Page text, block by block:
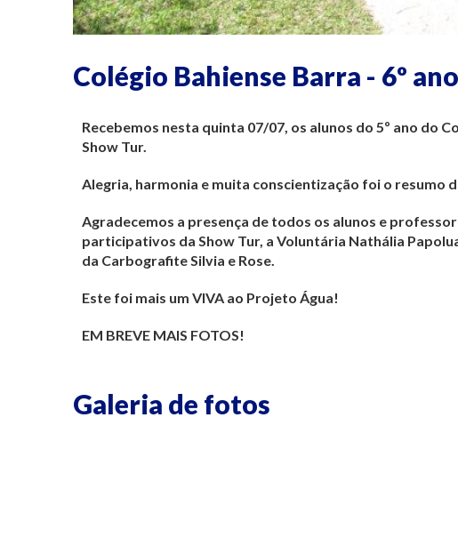
Colégio Bahiense Barra - 6º
Recebemos nesta quinta 07/07, os alunos do 5º ano do
Show Tur.
Alegria, harmonia e muita conscientização foi o resumo
Agradecemos a presença de todos os alunos e
participativos da Show Tur, a Voluntária Nathália
da Carbografite Silvia e Rose.
Este foi mais um VIVA ao Projeto Água!
EM BREVE MAIS FOTOS!
Galeria de fotos